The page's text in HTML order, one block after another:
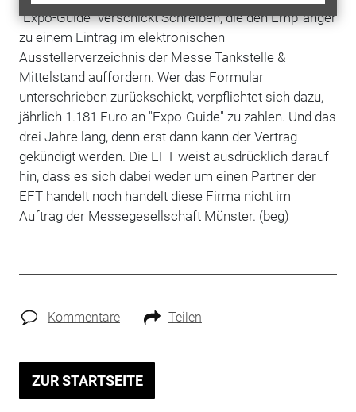
"Expo-Guide" verschickt Schreiben, die den Empfänger
zu einem Eintrag im elektronischen
Ausstellerverzeichnis der Messe Tankstelle &
Mittelstand auffordern. Wer das Formular
unterschrieben zurückschickt, verpflichtet sich dazu,
jährlich 1.181 Euro an "Expo-Guide" zu zahlen. Und das
drei Jahre lang, denn erst dann kann der Vertrag
gekündigt werden. Die EFT weist ausdrücklich darauf
hin, dass es sich dabei weder um einen Partner der
EFT handelt noch handelt diese Firma nicht im
Auftrag der Messegesellschaft Münster. (beg)
Kommentare Teilen
ZUR STARTSEITE